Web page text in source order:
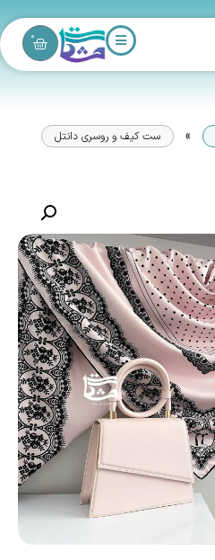
0
» ست کیف و روسری دانتل